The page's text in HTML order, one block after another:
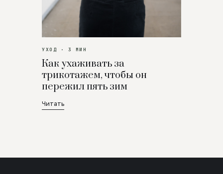
УХОД · 3 МИН
Как ухаживать за
трикотажем, чтобы он
пережил пять зим
Читать